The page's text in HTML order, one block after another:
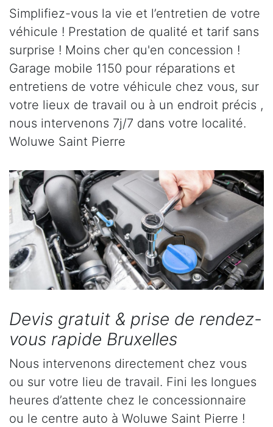
Simplifiez-vous la vie et l’entretien de votre
véhicule ! Prestation de qualité et tarif sans
surprise ! Moins cher qu'en concession !
Garage mobile 1150 pour réparations et
entretiens de votre véhicule chez vous, sur
votre lieux de travail ou à un endroit précis ,
nous intervenons 7j/7 dans votre localité.
Woluwe Saint Pierre
Devis gratuit & prise de rendez-
vous rapide Bruxelles
Nous intervenons directement chez vous
ou sur votre lieu de travail. Fini les longues
heures d’attente chez le concessionnaire
ou le centre auto à Woluwe Saint Pierre !